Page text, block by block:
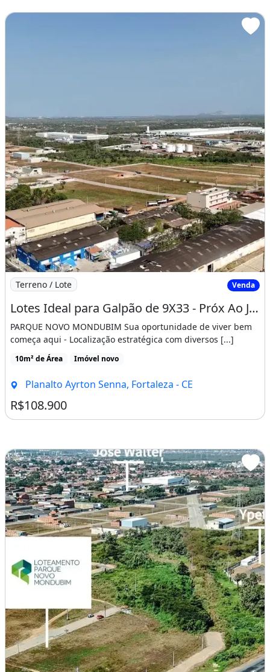
Imagem: Lotes Ideal para Galpão de 9X33 - Próx
Terreno / Lote Venda
Lotes Ideal para Galpão de 9X33 - Próx Ao José Walter
PARQUE NOVO MONDUBIM Sua oportunidade de viver bem
começa aqui - Localização estratégica com diversos [...]
10m² de Área Imóvel novo
Planalto Ayrton Senna, Fortaleza - CE
R$108.900